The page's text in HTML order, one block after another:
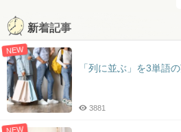
新着記事
NEW
「列に並ぶ」を3単語
3881
NEW